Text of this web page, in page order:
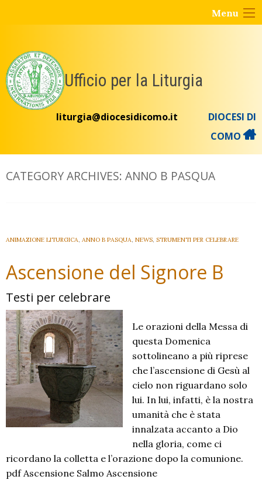
Menu
Ufficio per la Liturgia
liturgia@diocesidicomo.it
DIOCESI DI
COMO
CATEGORY ARCHIVES: ANNO B PASQUA
ANIMAZIONE LITURGICA, ANNO B PASQUA, NEWS, STRUMENTI PER CELEBRARE
Ascensione del Signore B
Testi per celebrare
Le orazioni della Messa di
questa Domenica
sottolineano a più riprese
che l’ascensione di Gesù al
cielo non riguardano solo
lui. In lui, infatti, è la nostra
umanità che è stata
innalzata accanto a Dio
nella gloria, come ci
ricordano la colletta e l’orazione dopo la comunione.
pdf Ascensione Salmo Ascensione